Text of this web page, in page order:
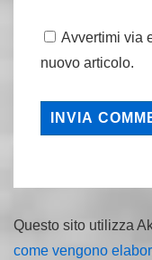
Avvertimi via
nuovo articolo.
Questo sito utilizza
come vengono